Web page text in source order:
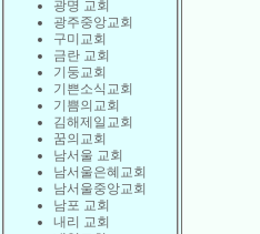
광명 교회
광주중앙교회
구미교회
금란 교회
기둥교회
기쁜소식교회
기쁨의교회
김해제일교회
꿈의교회
남서울 교회
남서울은혜교회
남서울중앙교회
남포 교회
내리 교회